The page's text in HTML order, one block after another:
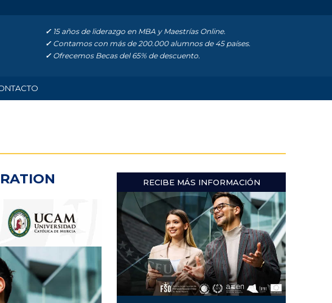
✓15 años de liderazgo en MBA y Maestrías Online.
✓Contamos con más de 200.000 alumnos de 45 países.
✓Ofrecemos Becas del 65% de descuento.
RECIBE MÁS INFORMACIÓN